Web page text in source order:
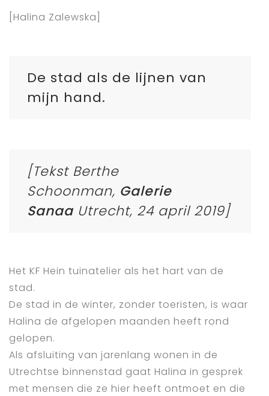
[Halina Zalewska]
De stad als de lijnen van
mijn hand.
[Tekst Berthe
Schoonman, Galerie
SanaaUtrecht, 24 april 2019]
Het KF Hein tuinatelier als het hart van de
stad.
De stad in de winter, zonder toeristen, is waar
Halina de afgelopen maanden heeft rond
gelopen.
Als afsluiting van jarenlang wonen in de
Utrechtse binnenstad gaat Halina in gesprek
met mensen die ze hier heeft ontmoet en die